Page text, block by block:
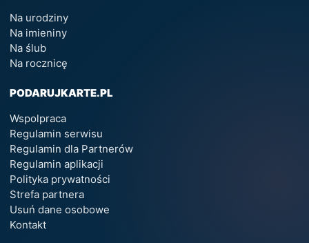
Na urodziny
Na imieniny
Na ślub
Na rocznicę
PODARUJKARTE.PL
Wspolpraca
Regulamin serwisu
Regulamin dla Partnerów
Regulamin aplikacji
Polityka prywatności
Strefa partnera
Usuń dane osobowe
Kontakt